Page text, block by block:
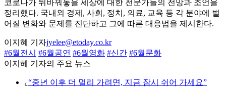
코로나가 뒤바꿔놓을 세상에 대한 전문가들의 전망과 조언을
정리했다. 국내외 경제, 사회, 정치, 의료, 교육 등 각 분야에 벌
어질 변화와 문제를 진단하고 그에 따른 대응법을 제시한다.
이지혜 기자jyelee@etoday.co.kr
#6월전시 #6월공연 #6월영화 #신간 #6월문화
이지혜 기자의 주요 뉴스
⌞ “중년 이후 더 멀리 가려면, 지금 잠시 쉬어 가세요”